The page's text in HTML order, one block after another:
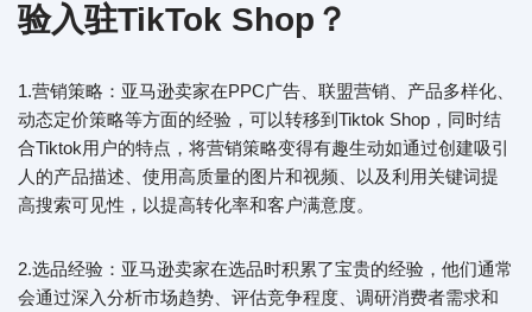
验入驻TikTok Shop？
1.营销策略：亚马逊卖家在PPC广告、联盟营销、产品多样化、
动态定价策略等方面的经验，可以转移到Tiktok Shop，同时结
合Tiktok用户的特点，将营销策略变得有趣生动如通过创建吸引
人的产品描述、使用高质量的图片和视频、以及利用关键词提
高搜索可见性，以提高转化率和客户满意度。
2.选品经验：亚马逊卖家在选品时积累了宝贵的经验，他们通常
会通过深入分析市场趋势、评估竞争程度、调研消费者需求和